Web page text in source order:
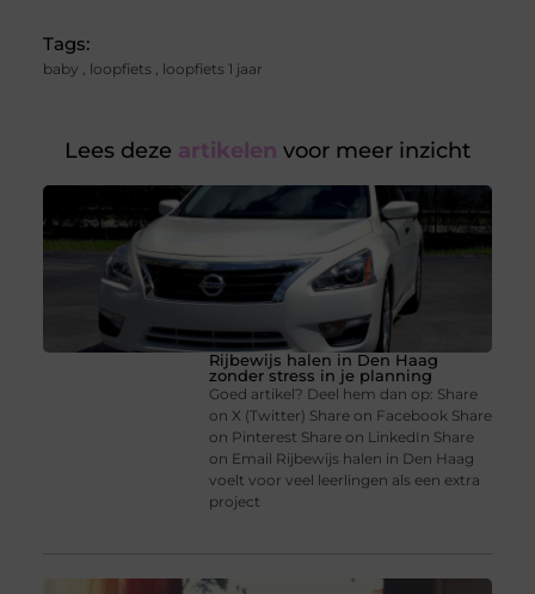
Tags:
baby , loopfiets, loopfiets 1 jaar
Lees deze artikelen voor meer inzicht
Rijbewijs halen in Den Haag
zonder stress in je planning
Goed artikel? Deel hem dan op: Share
on X (Twitter) Share on Facebook Share
on Pinterest Share on LinkedIn Share
on Email Rijbewijs halen in Den Haag
voelt voor veel leerlingen als een extra
project